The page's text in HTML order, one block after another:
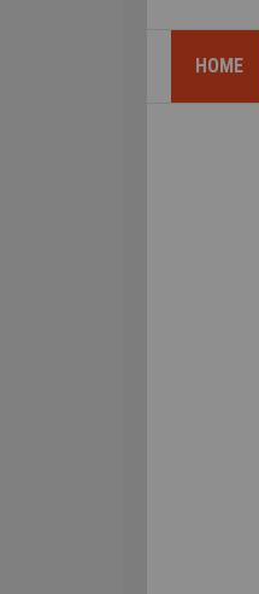
HOME